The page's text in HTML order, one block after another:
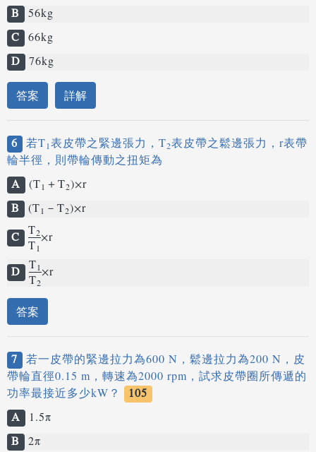
B 56kg
C 66kg
D 76kg
答案 詳解
6 若T1表皮帶之緊邊張力，T2表皮帶之鬆邊張力，r表帶
輪半徑，則帶輪傳動之扭矩為
A (T1 ＋T2)×r
B (T1 －T2)×r
C T2
T1
×r
D T1
T2
×r
答案
7 若一皮帶的緊邊拉力為600 N，鬆邊拉力為200 N，皮
帶輪直徑0.15 m，轉速為2000 rpm，試求皮帶圈所傳遞的
功率最接近多少kW？
105
A
1.5π
B 2π